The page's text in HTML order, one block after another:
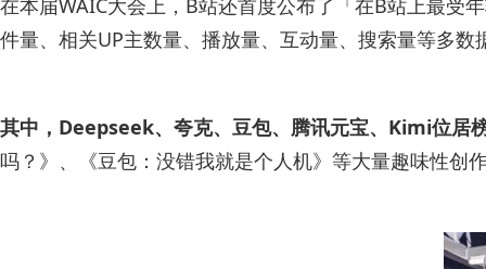
在本届WAIC大会上，B站还首度公布了「在B站上最受
件量、相关UP主数量、播放量、互动量、搜索量等多
其中，Deepseek、夸克、豆包、腾讯元宝、Kimi位居
吗？》、《豆包：没错我就是个人机》等大量趣味性创